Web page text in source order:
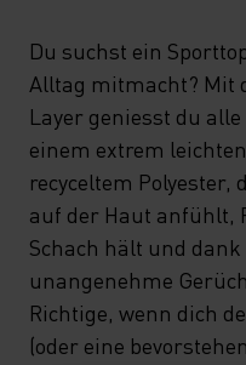
Du suchst ein
Alltag mitmacht? Mit
Layer geniesst du
einem extrem
recyceltem Polyester,
auf der Haut anfühlt,
Schach hält und
unangenehme
Richtige, wenn dich
(oder eine